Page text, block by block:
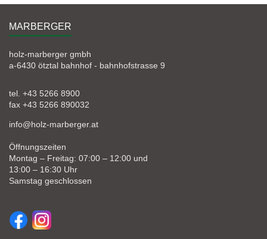
MARBERGER
holz-marberger gmbh
a-6430 ötztal bahnhof - bahnhofstrasse 9
tel. +43 5266 8900
fax +43 5266 890032
info@holz-marberger.at
Öffnungszeiten
Montag – Freitag: 07:00 – 12:00 und
13:00 – 16:30 Uhr
Samstag geschlossen